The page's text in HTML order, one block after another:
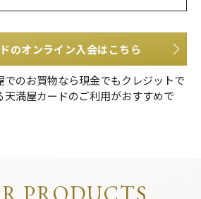
のオンライン入会はこちら
でのお買物なら現金でもクレジットで
天満屋カードのご利用がおすすめで